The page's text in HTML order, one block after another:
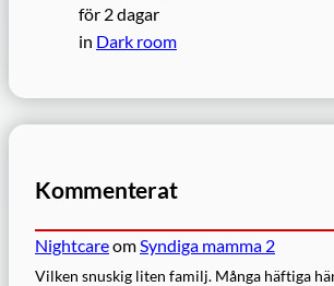
för 2 dagar
in Dark room
Kommenterat
NightcareomSyndiga mamma 2
Vilken snuskig liten familj. Många häftiga